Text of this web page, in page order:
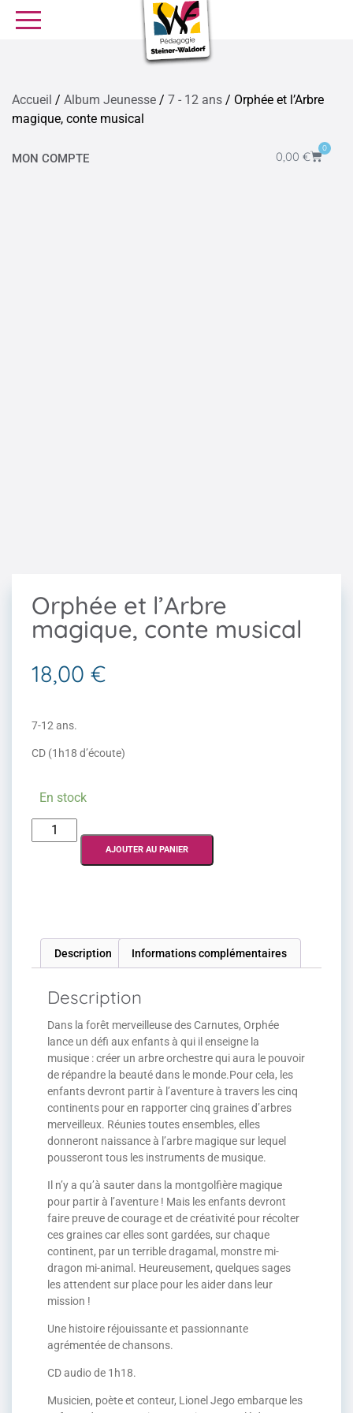
SE FORMER
Librairie Presse
Accueil / Album Jeunesse / 7 - 12 ans / Orphée et l’Arbre
magique, conte musical
MON COMPTE 0,00 €
0
Orphée et l’Arbre
magique, conte musical
18,00 €
7-12 ans.
CD (1h18 d’écoute)
En stock
AJOUTER AU PANIER
Description Informations complémentaires
Description
Dans la forêt merveilleuse des Carnutes, Orphée
lance un défi aux enfants à qui il enseigne la
musique : créer un arbre orchestre qui aura le pouvoir
de répandre la beauté dans le monde.Pour cela, les
enfants devront partir à l’aventure à travers les cinq
continents pour en rapporter cinq graines d’arbres
merveilleux. Réunies toutes ensembles, elles
donneront naissance à l’arbre magique sur lequel
pousseront tous les instruments de musique.
Il n’y a qu’à sauter dans la montgolfière magique
pour partir à l’aventure ! Mais les enfants devront
faire preuve de courage et de créativité pour récolter
ces graines car elles sont gardées, sur chaque
continent, par un terrible dragamal, monstre mi-
dragon mi-animal. Heureusement, quelques sages
les attendent sur place pour les aider dans leur
mission !
Une histoire réjouissante et passionnante
agrémentée de chansons.
CD audio de 1h18.
Musicien, poète et conteur, Lionel Jego embarque les